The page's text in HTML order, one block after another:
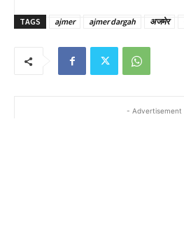
TAGS ajmer ajmer dargah अजमेर
- Advertisement